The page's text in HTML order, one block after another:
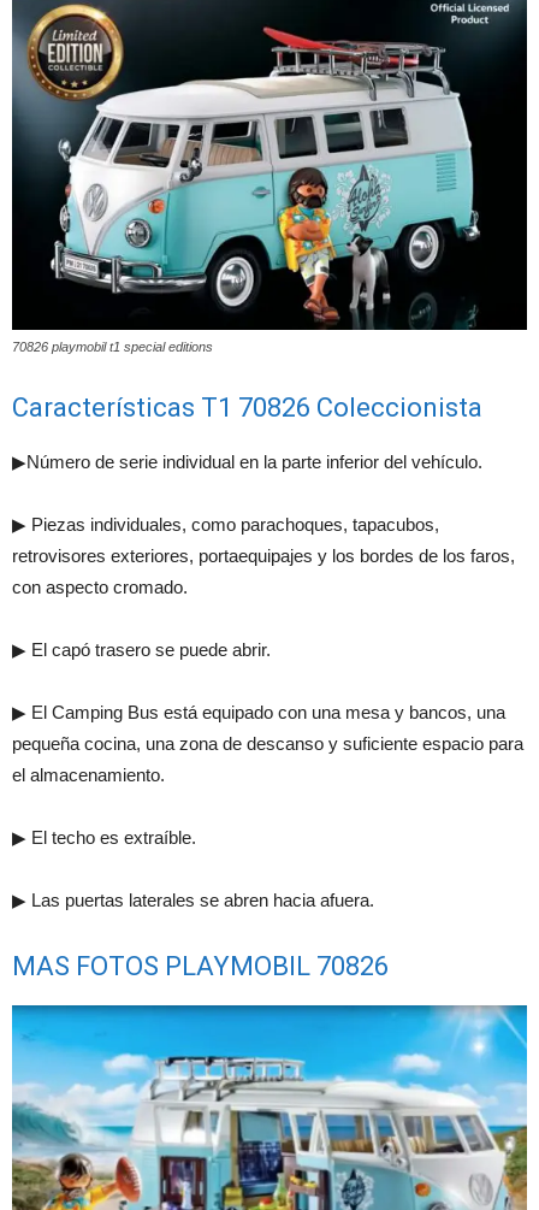
70826 playmobil t1 special editions
Características T1 70826 Coleccionista
▶Número de serie individual en la parte inferior del vehículo.
▶ Piezas individuales, como parachoques, tapacubos,
retrovisores exteriores, portaequipajes y los bordes de los faros,
con aspecto cromado.
▶ El capó trasero se puede abrir.
▶ El Camping Bus está equipado con una mesa y bancos, una
pequeña cocina, una zona de descanso y suficiente espacio para
el almacenamiento.
▶ El techo es extraíble.
▶ Las puertas laterales se abren hacia afuera.
MAS FOTOS PLAYMOBIL 70826